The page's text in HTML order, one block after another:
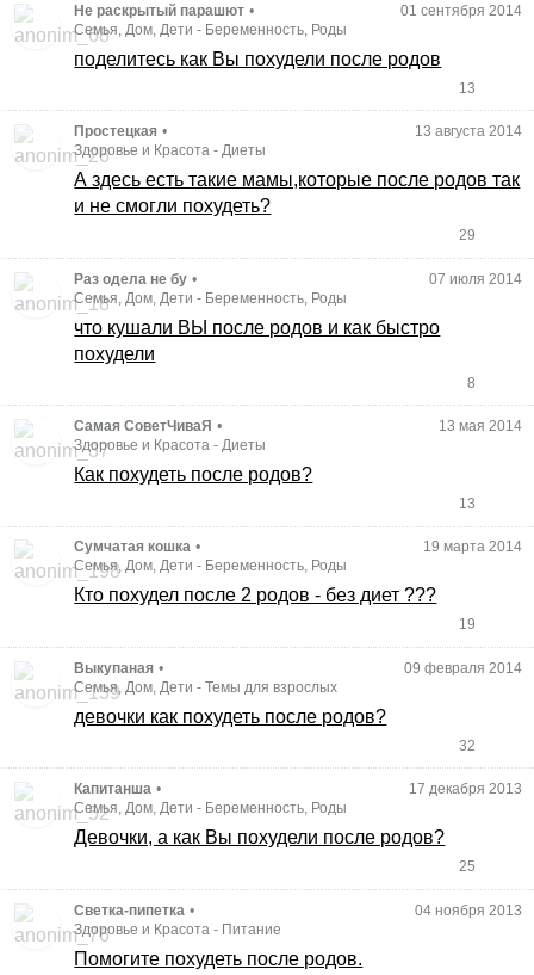
Не раскрытый парашют •
01 сентября 2014
Семья, Дом, Дети - Беременность, Роды
поделитесь как Вы похудели после родов
13
Простецкая •
13 августа 2014
Здоровье и Красота-Диеты
А здесь есть такие мамы,которые после родов так
и не смогли похудеть?
29
Раз одела не бу •
07 июля 2014
Семья, Дом, Дети - Беременность, Роды
что кушали ВЫ после родов и как быстро
похудели
8
Самая СоветЧиваЯ •
13 мая 2014
Здоровье и Красота-Диеты
Как похудеть после родов?
13
Сумчатая кошка •
19 марта 2014
Семья, Дом, Дети - Беременность, Роды
Кто похудел после 2 родов - без диет ???
19
Выкупаная •
09 февраля 2014
Семья, Дом, Дети -Темы для взрослых
девочки как похудеть после родов?
32
Капитанша •
17 декабря 2013
Семья, Дом, Дети - Беременность, Роды
Девочки, а как Вы похудели после родов?
25
Светка-пипетка •
04 ноября 2013
Здоровье и Красота- Питание
Помогите похудеть после родов.